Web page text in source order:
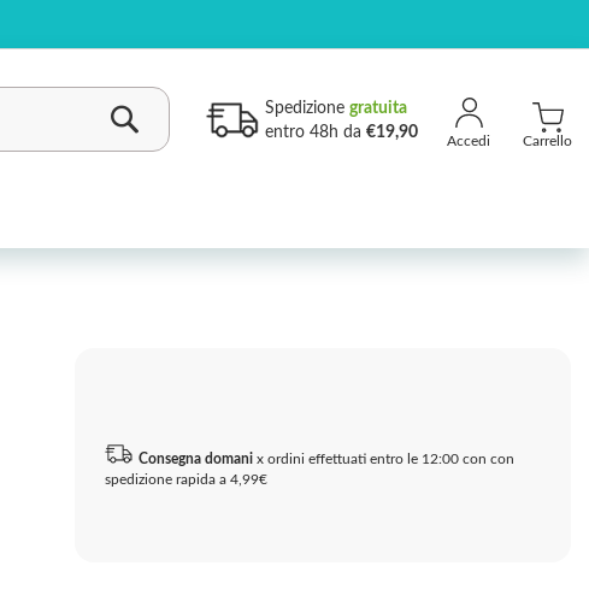
Carrello
Spedizione gratuita
entro 48h da €19,90
Consegna domani x ordini effettuati entro le 12:00 con con
spedizione rapida a 4,99€